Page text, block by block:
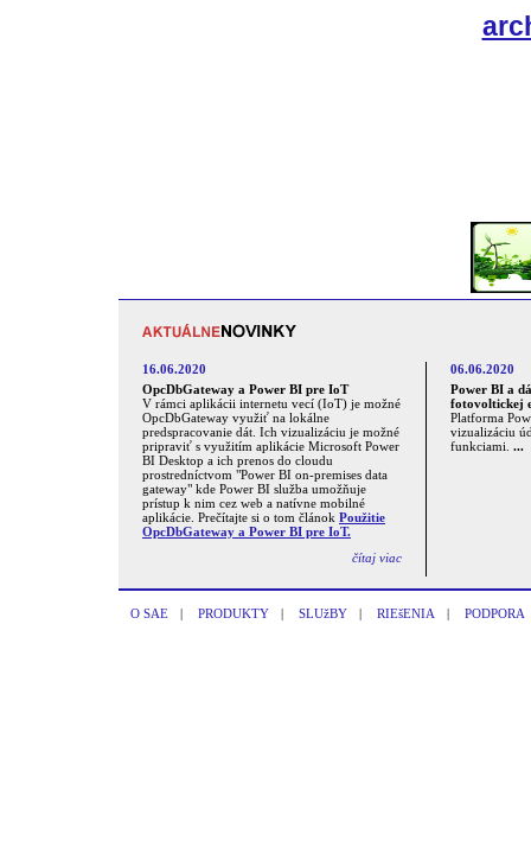
16.06.2020
OpcDbGateway a Power BI pre IoT
V rámci aplikácii internetu vecí (IoT) je možné
OpcDbGateway využiť na lokálne
predspracovanie dát. Ich vizualizáciu je možné
pripraviť s využitím aplikácie Microsoft Power
BI Desktop a ich prenos do cloudu
prostredníctvom "Power BI on-premises data
gateway" kde Power BI služba umožňuje
prístup k nim cez web a natívne mobilné
aplikácie. Prečítajte si o tom článok Použitie
OpcDbGateway a Power BI pre IoT.
čítaj viac
06.06.2020
Power BI a
fotovoltickej
Platforma
vizualizáciu
funkciami. ...
O SAE | PRODUKTY | SLUžBY | RIEšENIA | PODPORA